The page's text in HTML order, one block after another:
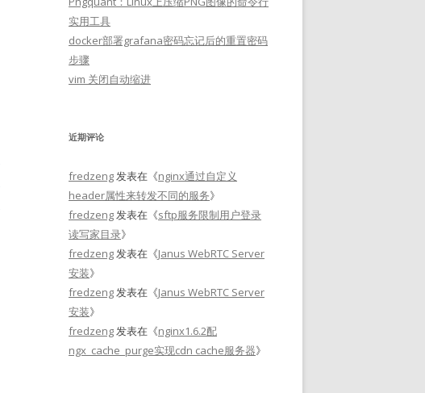
实用工具
docker部署grafana密码忘记后的重置密码
步骤
vim 关闭自动缩进
近期评论
fredzeng发表在《nginx通过自定义
header属性来转发不同的服务》
fredzeng发表在《sftp服务限制用户登录
读写家目录》
fredzeng发表在《Janus WebRTC Server
安装》
fredzeng发表在《Janus WebRTC Server
安装》
fredzeng发表在《nginx1.6.2配
ngx_cache_purge实现cdn cache服务器》